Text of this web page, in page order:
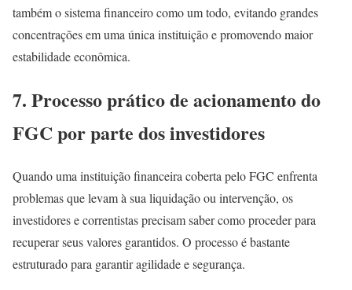
também o sistema financeiro como um todo, evitando grandes
concentrações em uma única instituição e promovendo maior
estabilidade econômica.
7. Processo prático de acionamento do
FGC por parte dos investidores
Quando uma instituição financeira coberta pelo FGC enfrenta
problemas que levam à sua liquidação ou intervenção, os
investidores e correntistas precisam saber como proceder para
recuperar seus valores garantidos. O processo é bastante
estruturado para garantir agilidade e segurança.